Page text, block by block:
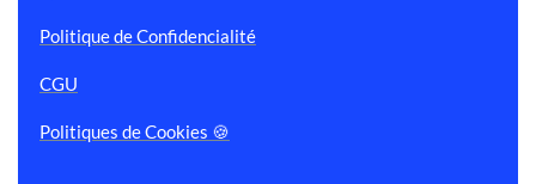
Politique de Confidencialité
CGU
Politiques de Cookies 🍪